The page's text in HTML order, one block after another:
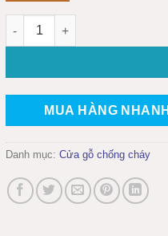
CỬA GỖ CHỐNG CHÁY P1-
MUA HÀNG NHANH
Danh mục:Cửa gỗ chống cháy